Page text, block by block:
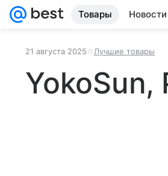
Товары Новости
21 августа 2025 Лучшие товары
YokoSun,